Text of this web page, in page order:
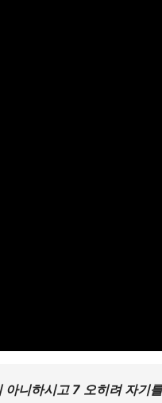
니하시고 7 오히려 자기